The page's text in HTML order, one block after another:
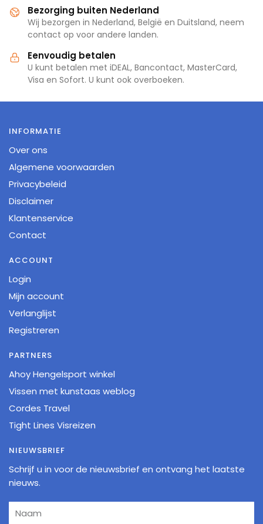
Bezorging buiten Nederland
Wij bezorgen in Nederland, België en Duitsland, neem
contact op voor andere landen.
Eenvoudig betalen
U kunt betalen met iDEAL, Bancontact, MasterCard,
Visa en Sofort. U kunt ook overboeken.
INFORMATIE
Over ons
Algemene voorwaarden
Privacybeleid
Disclaimer
Klantenservice
Contact
ACCOUNT
Login
Mijn account
Verlanglijst
Registreren
PARTNERS
Ahoy Hengelsport winkel
Vissen met kunstaas weblog
Cordes Travel
Tight Lines Visreizen
NIEUWSBRIEF
Schrijf u in voor de nieuwsbrief en ontvang het laatste
nieuws.